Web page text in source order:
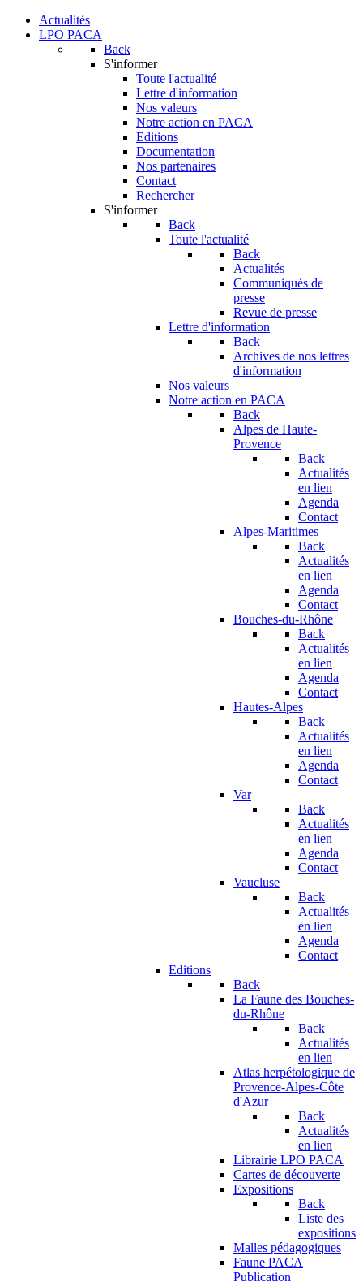
Actualités
LPO PACA
Back
S'informer
Toute l'actualité
Lettre d'information
Nos valeurs
Notre action en PACA
Editions
Documentation
Nos partenaires
Contact
Rechercher
S'informer
Back
Toute l'actualité
Back
Actualités
Communiqués de
presse
Revue de presse
Lettre d'information
Back
Archives de nos lettres
d'information
Nos valeurs
Notre action en PACA
Back
Alpes de Haute-
Provence
Back
Actualités
en lien
Agenda
Contact
Alpes-Maritimes
Back
Actualités
en lien
Agenda
Contact
Bouches-du-Rhône
Back
Actualités
en lien
Agenda
Contact
Hautes-Alpes
Back
Actualités
en lien
Agenda
Contact
Var
Back
Actualités
en lien
Agenda
Contact
Vaucluse
Back
Actualités
en lien
Agenda
Contact
Editions
Back
La Faune des Bouches-
du-Rhône
Back
Actualités
en lien
Atlas herpétologique de
Provence-Alpes-Côte
d'Azur
Back
Actualités
en lien
Librairie LPO PACA
Cartes de découverte
Expositions
Back
Liste des
expositions
Malles pédagogiques
Faune PACA
Publication